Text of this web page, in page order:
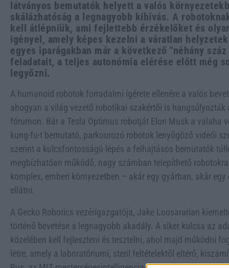
látványos bemutatók helyett a valós
skálázhatóság a legnagyobb kihívás. A
kell átlépniük, ami fejlettebb érzékelőket és
igényel, amely képes kezelni a váratlan
egyes iparágakban már a következő "néhány
feladatait, a teljes autonómia elérése előtt még
legyőzni.
A humanoid robotok forradalmi ígérete ellenére a valós
ahogyan a világ vezető robotikai szakértői is
fórumon. Bár a Tesla Optimus robotját Elon Musk a valaha
kung-fu-t bemutató, parkourozó robotok lenyűgöző videói
szerint a kulcsfontosságú lépés a felhajtásos bemutatók
megbízhatóan működő, nagy számban telepíthető
komplex, emberi környezetben – akár egy gyárban, akár
ellátni.
A Gecko Robotics vezérigazgatója, Jake Loosararian
történő bevetése a legnagyobb akadály. A siker kulcsa az
közelében kell fejleszteni és tesztelni, ahol majd működni
létre, amely a laboratóriumi, steril feltételektől eltérő,